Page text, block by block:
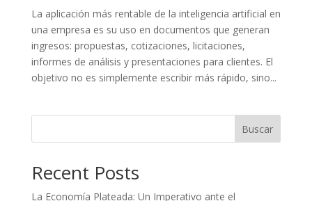
La aplicación más rentable de la inteligencia artificial en
una empresa es su uso en documentos que generan
ingresos: propuestas, cotizaciones, licitaciones,
informes de análisis y presentaciones para clientes. El
objetivo no es simplemente escribir más rápido, sino...
Buscar
Recent Posts
La Economía Plateada: Un Imperativo ante el